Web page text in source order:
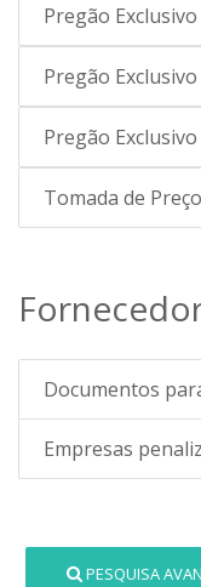
Pregão Exclusivo
Pregão
Pregão
Tomada de Preço
Documentos
Empresas
PESQUISA